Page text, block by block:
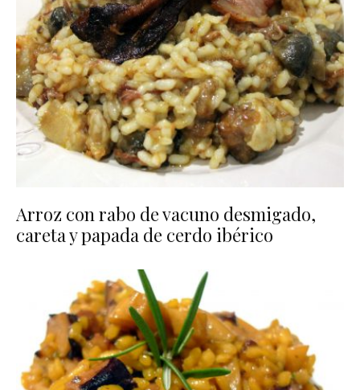
Arroz con rabo de vacuno desmigado,
careta y papada de cerdo ibérico